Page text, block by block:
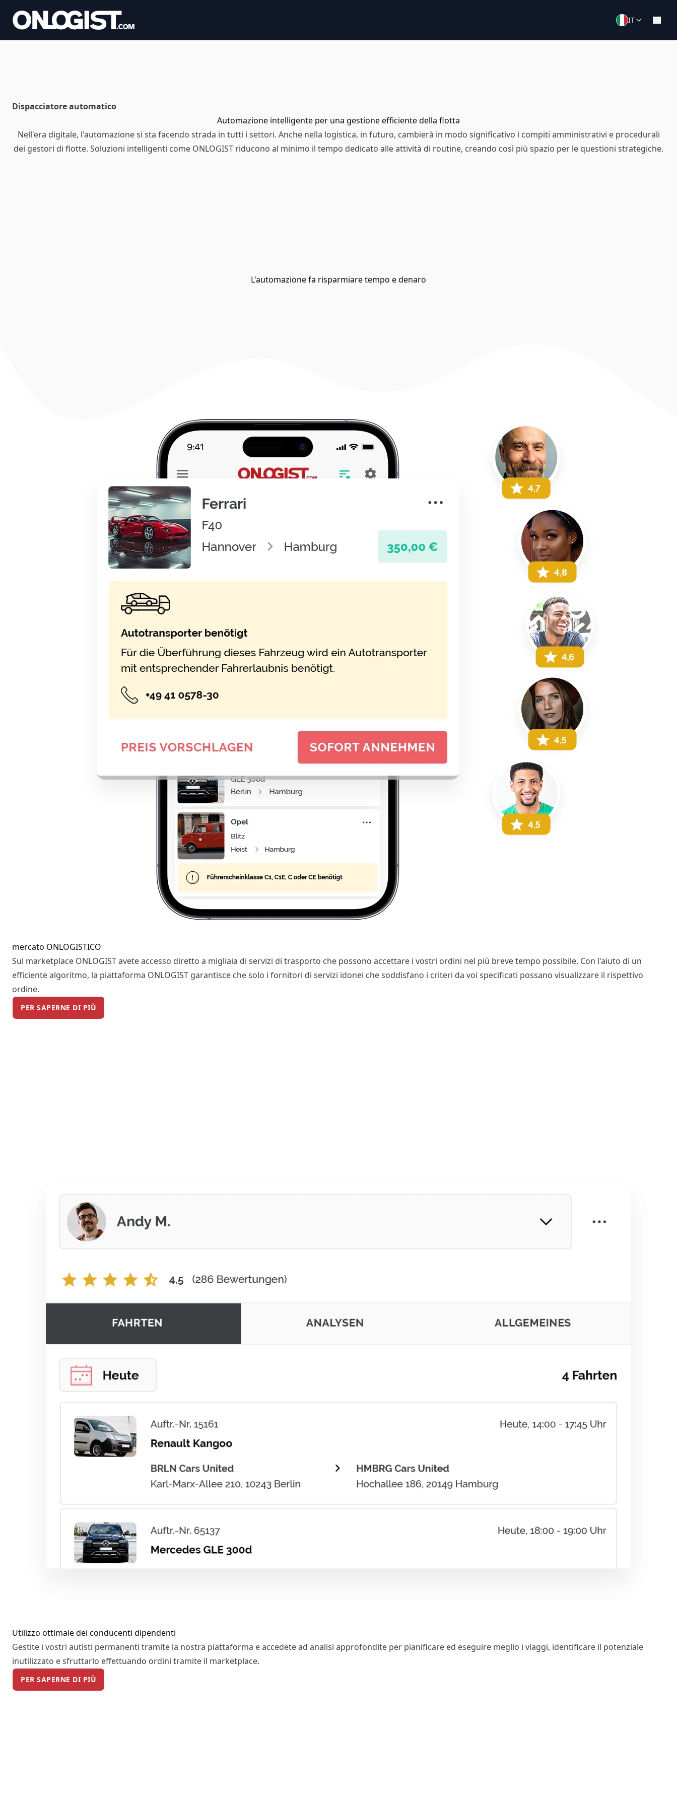
IT
Dispacciatore automatico
Automazione intelligente per una gestione efficiente della flotta
Nell'era digitale, l'automazione si sta facendo strada in tutti i settori. Anche nella logistica, in futuro, cambierà in modo significativo i compiti amministrativi e procedurali
dei gestori di flotte. Soluzioni intelligenti come ONLOGIST riducono al minimo il tempo dedicato alle attività di routine, creando così più spazio per le questioni strategiche.
L'automazione fa risparmiare tempo e denaro
mercato ONLOGISTICO
Sul marketplace ONLOGIST avete accesso diretto a migliaia di servizi di trasporto che possono accettare i vostri ordini nel più breve tempo possibile. Con l'aiuto di un
efficiente algoritmo, la piattaforma ONLOGIST garantisce che solo i fornitori di servizi idonei che soddisfano i criteri da voi specificati possano visualizzare il rispettivo
ordine.
PER SAPERNE DI PIÙ
Utilizzo ottimale dei conducenti dipendenti
Gestite i vostri autisti permanenti tramite la nostra piattaforma e accedete ad analisi approfondite per pianificare ed eseguire meglio i viaggi, identificare il potenziale
inutilizzato e sfruttarlo effettuando ordini tramite il marketplace.
PER SAPERNE DI PIÙ